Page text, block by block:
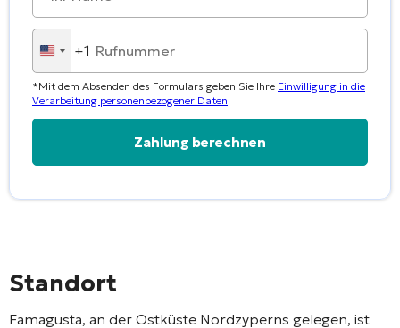
United
States
+1
+1
*Mit dem Absenden des Formulars geben Sie Ihre Einwilligung in die
Verarbeitung personenbezogener Daten
Standort
Famagusta, an der Ostküste Nordzyperns gelegen, ist